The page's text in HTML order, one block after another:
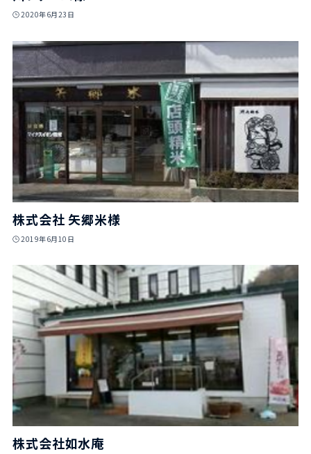
2020年6月23日
株式会社 矢郷米様
2019年6月10日
株式会社如水庵